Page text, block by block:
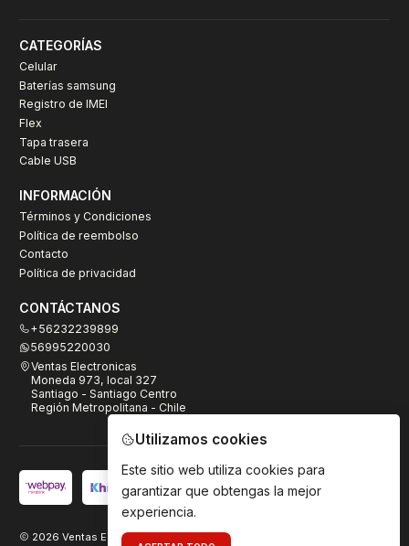
CATEGORÍAS
Celular
Baterías samsung
Registro de IMEI
Flex
Tapa trasera
Cable USB
INFORMACIÓN
Términos y Condiciones
Política de reembolso
Contacto
Política de privacidad
CONTÁCTANOS
+56232239899
56995220030
Ventas Electronicas
Moneda 973, local 327
Santiago - Santiago Centro
Región Metropolitana - Chile
2026 Ventas Electrónicas.
Utilizamos cookies
Este sitio web utiliza cookies para
garantizar que obtengas la mejor
experiencia.